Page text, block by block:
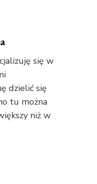
się w
dzielić się
tu można
niż w